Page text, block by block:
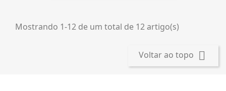
Mostrando 1-12 de um total de 12 artigo(s)
Voltar ao topo 